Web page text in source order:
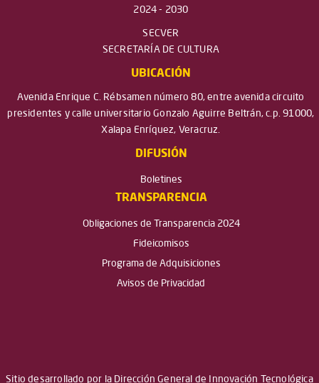
2024 - 2030
SECVER
SECRETARÍA DE CULTURA
UBICACIÓN
Avenida Enrique C. Rébsamen número 80, entre avenida circuito
presidentes y calle universitario Gonzalo Aguirre Beltrán, c.p. 91000,
Xalapa Enríquez, Veracruz.
DIFUSIÓN
Boletines
TRANSPARENCIA
Obligaciones de Transparencia 2024
Fideicomisos
Programa de Adquisiciones
Avisos de Privacidad
Sitio desarrollado por la Dirección General de Innovación Tecnológica